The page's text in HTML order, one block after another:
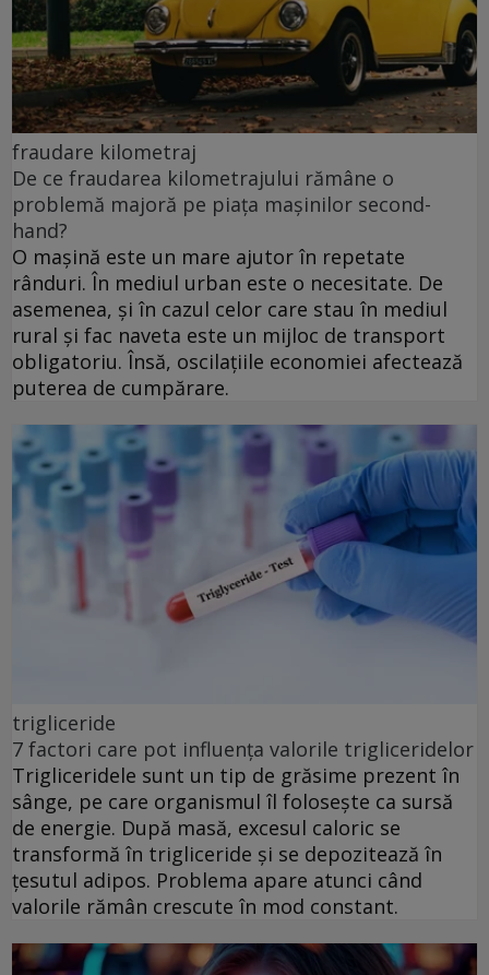
fraudare kilometraj
De ce fraudarea kilometrajului rămâne o
problemă majoră pe piața mașinilor second-
hand?
O mașină este un mare ajutor în repetate
rânduri. În mediul urban este o necesitate. De
asemenea, și în cazul celor care stau în mediul
rural și fac naveta este un mijloc de transport
obligatoriu. Însă, oscilațiile economiei afectează
puterea de cumpărare.
trigliceride
7 factori care pot influența valorile trigliceridelor
Trigliceridele sunt un tip de grăsime prezent în
sânge, pe care organismul îl folosește ca sursă
de energie. După masă, excesul caloric se
transformă în trigliceride și se depozitează în
țesutul adipos. Problema apare atunci când
valorile rămân crescute în mod constant.